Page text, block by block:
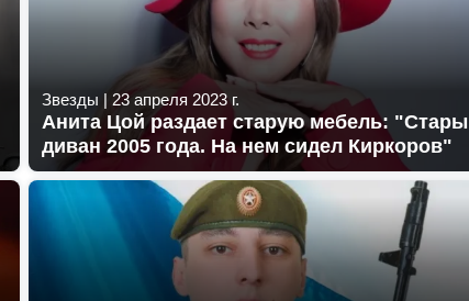
Звезды | 23 апреля 2023 г.
Анита Цой раздает старую мебель:
диван 2005 года. На нем сидел Киркоров"